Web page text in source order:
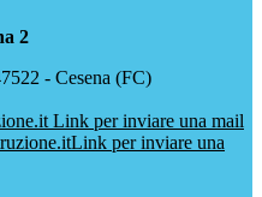
2
- Cesena (FC)
Link per inviare una mail
Link per inviare una